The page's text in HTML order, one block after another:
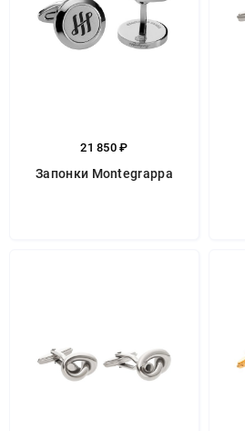
21 850 ₽
Запонки Montegrappa